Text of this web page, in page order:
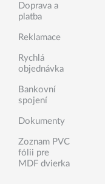
Doprava a
platba
Reklamace
Rychlá
objednávka
Bankovní
spojení
Dokumenty
Zoznam PVC
fólii pre
MDF dvierka